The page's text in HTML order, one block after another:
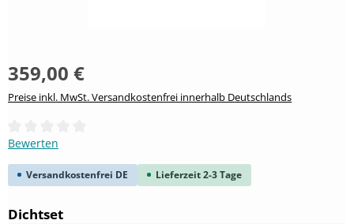
359,00 €
Preise inkl. MwSt. Versandkostenfrei innerhalb Deutschlands
Durchschnittliche Bewertung von 0 von 5 Sternen
Bewerten
Versandkostenfrei DE Lieferzeit 2-3 Tage
Dichtsetauswählen